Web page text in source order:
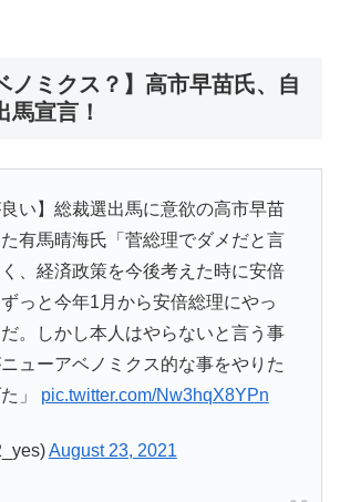
ノミクス？】高市早苗氏、自
馬宣言！
良い】総裁選出馬に意欲の高市早苗
有馬晴海氏「菅総理でダメだと言
、経済政策を今後考えた時に安倍
っと今年1月から安倍総理にやっ
。しかし本人はやらないと言う事
ューアベノミクス的な事をやりた
」 pic.twitter.com/Nw3hqX8YPn
August 23, 2021